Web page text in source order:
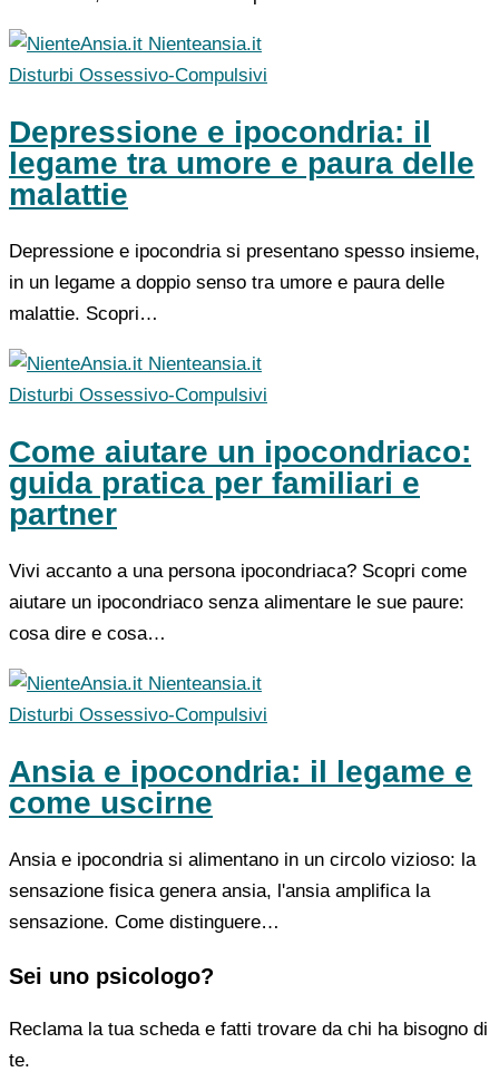
Nienteansia.it
Disturbi Ossessivo-Compulsivi
Depressione e ipocondria: il
legame tra umore e paura delle
malattie
Depressione e ipocondria si presentano spesso insieme,
in un legame a doppio senso tra umore e paura delle
malattie. Scopri…
Nienteansia.it
Disturbi Ossessivo-Compulsivi
Come aiutare un ipocondriaco:
guida pratica per familiari e
partner
Vivi accanto a una persona ipocondriaca? Scopri come
aiutare un ipocondriaco senza alimentare le sue paure:
cosa dire e cosa…
Nienteansia.it
Disturbi Ossessivo-Compulsivi
Ansia e ipocondria: il legame e
come uscirne
Ansia e ipocondria si alimentano in un circolo vizioso: la
sensazione fisica genera ansia, l'ansia amplifica la
sensazione. Come distinguere…
Sei uno psicologo?
Reclama la tua scheda e fatti trovare da chi ha bisogno di
te.